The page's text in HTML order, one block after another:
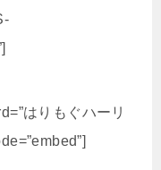
はりもぐハーリ